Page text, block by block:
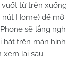
vuốt từ trên
nút Home) để mở
sẽ lắng
hát trên màn
xem lại sau.